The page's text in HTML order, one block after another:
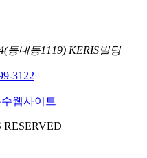
동내동1119) KERIS빌딩
3122